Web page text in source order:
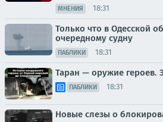
МНЕНИЯ 18:31
Только что в Одесской
очередному судну
ПАБЛИКИ 18:31
Таран — оружие героев.
ПАБЛИКИ 18:31
Новые слезы о